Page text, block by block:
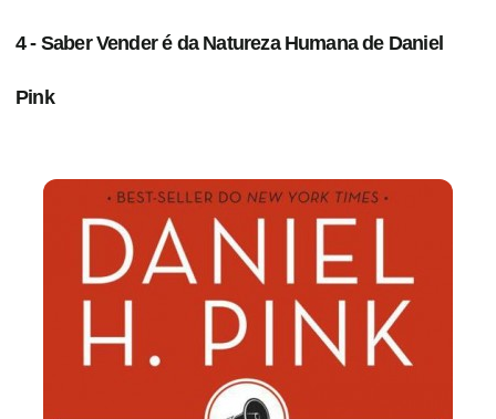
4 - Saber Vender é da Natureza Humana de Daniel
Pink